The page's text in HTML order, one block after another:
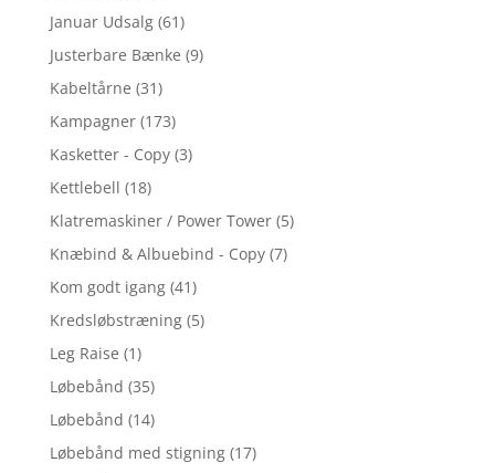
Januar Udsalg (61)
Justerbare Bænke (9)
Kabeltårne (31)
Kampagner (173)
Kasketter - Copy (3)
Kettlebell (18)
Klatremaskiner / Power Tower (5)
Knæbind & Albuebind - Copy (7)
Kom godt igang (41)
Kredsløbstræning (5)
Leg Raise (1)
Løbebånd (35)
Løbebånd (14)
Løbebånd med stigning (17)